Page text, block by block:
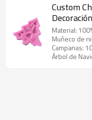
Custom
Azúcar
Material:
Muñeco de
Campanas:
Árbol de